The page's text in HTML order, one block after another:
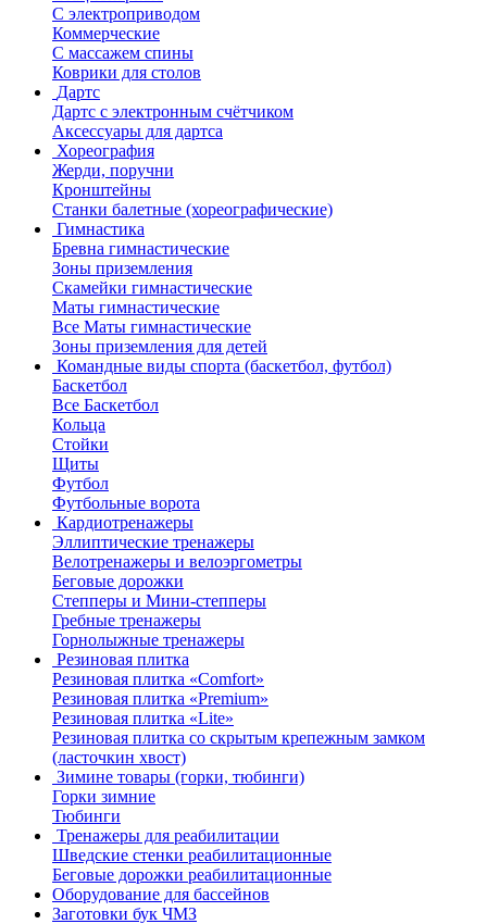
С электроприводом
Коммерческие
С массажем спины
Коврики для столов
Дартс
Дартс с электронным счётчиком
Аксессуары для дартса
Хореография
Жерди, поручни
Кронштейны
Станки балетные (хореографические)
Гимнастика
Бревна гимнастические
Зоны приземления
Скамейки гимнастические
Маты гимнастические
Все Маты гимнастические
Зоны приземления для детей
Командные виды спорта (баскетбол, футбол)
Баскетбол
Все Баскетбол
Кольца
Стойки
Щиты
Футбол
Футбольные ворота
Кардиотренажеры
Эллиптические тренажеры
Велотренажеры и велоэргометры
Беговые дорожки
Степперы и Мини-степперы
Гребные тренажеры
Горнолыжные тренажеры
Резиновая плитка
Резиновая плитка «Comfort»
Резиновая плитка «Premium»
Резиновая плитка «Lite»
Резиновая плитка со скрытым крепежным замком
(ласточкин хвост)
Зимине товары (горки, тюбинги)
Горки зимние
Тюбинги
Тренажеры для реабилитации
Шведские стенки реабилитационные
Беговые дорожки реабилитационные
Оборудование для бассейнов
Заготовки бук ЧМЗ